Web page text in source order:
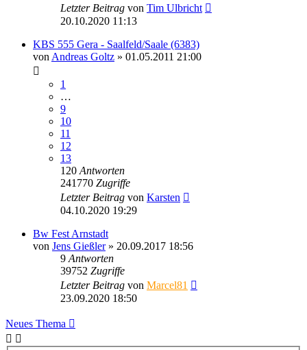
Letzter Beitrag von Tim Ulbricht
20.10.2020 11:13
KBS 555 Gera - Saalfeld/Saale (6383)
von Andreas Goltz » 01.05.2011 21:00
1
…
9
10
11
12
13
120 Antworten
241770 Zugriffe
Letzter Beitrag von Karsten
04.10.2020 19:29
Bw Fest Arnstadt
von Jens Gießler» 20.09.2017 18:56
9 Antworten
39752 Zugriffe
Letzter Beitrag von Marcel81
23.09.2020 18:50
Neues Thema